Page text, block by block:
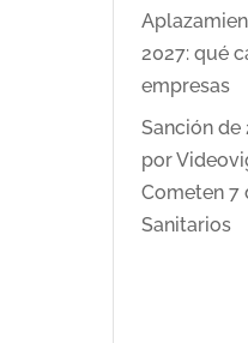
2027: qué
empresas
Sanción
por
Cometen 7
Sanitarios